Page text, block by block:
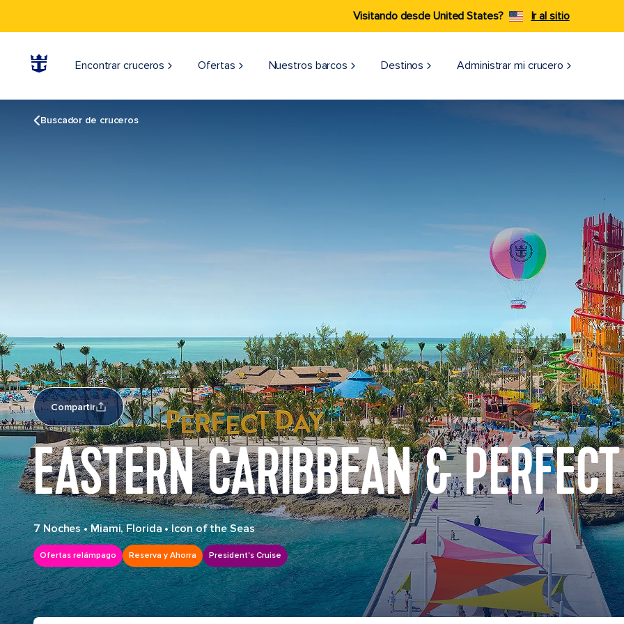
Visitando desde United States? Ir al sitio
Encontrar cruceros Ofertas Nuestros barcos Destinos Administrar mi crucero
Buscador de cruceros
Compartir
EASTERN CARIBBEAN &
7 Noches•Miami, Florida•Icon of the Seas
Ofertas relámpago Reserva y Ahorra President's Cruise